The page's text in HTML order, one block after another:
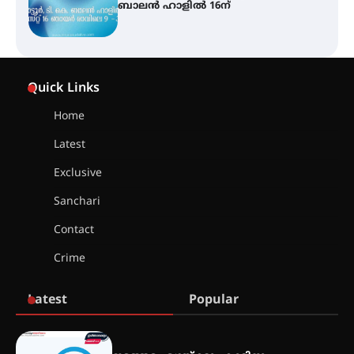
അവധി
Quick Links
Home
Latest
Exclusive
Sanchari
Contact
Crime
Latest Popular